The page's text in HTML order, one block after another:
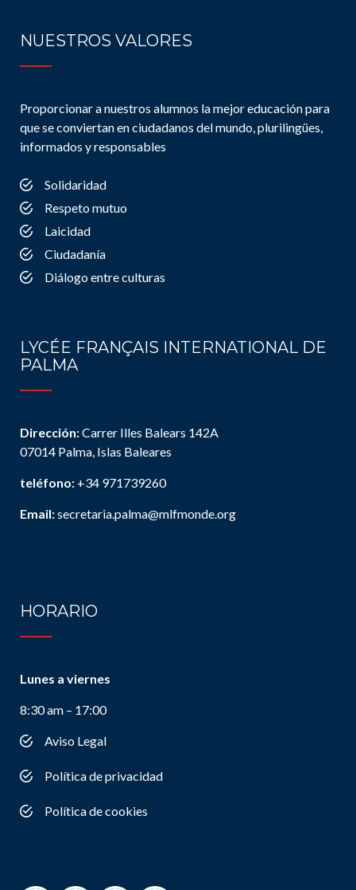
NUESTROS VALORES
Proporcionar a nuestros alumnos la mejor educación para
que se conviertan en ciudadanos del mundo, plurilingües,
informados y responsables
Solidaridad
Respeto mutuo
Laicidad
Ciudadanía
Diálogo entre culturas
LYCÉE FRANÇAIS INTERNATIONAL DE
PALMA
Dirección:Carrer Illes Balears 142A
07014 Palma, Islas Baleares
teléfono: +34 971739260
Email:secretaria.palma@mlfmonde.org
HORARIO
Lunes a viernes
8:30 am – 17:00
Aviso Legal
Política de privacidad
Política de cookies